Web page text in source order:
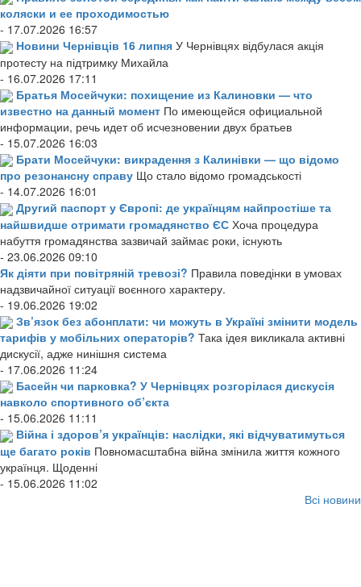
коляски и ее проходимостью
- 17.07.2026 16:57
Новини Чернівців 16 липня У Чернівцях відбулася акція
протесту на підтримку Михайла
- 16.07.2026 17:11
Братья Мосейчуки: похищение из Калиновки — что
известно на данный момент По имеющейся официальной
информации, речь идет об исчезновении двух братьев
- 15.07.2026 16:03
Брати Мосейчуки: викрадення з Калинівки — що відомо
про резонансну справу Що стало відомо громадськості
- 14.07.2026 16:01
Другий паспорт у Європі: де українцям найпростіше та
найшвидше отримати громадянство ЄС Хоча процедура
набуття громадянства зазвичай займає роки, існують
- 23.06.2026 09:10
Як діяти при повітряній тревозі? Правила поведінки в умовах
надзвичайної ситуації воєнного характеру.
- 19.06.2026 19:02
Зв’язок без абонплати: чи можуть в Україні змінити модель
тарифів у мобільних операторів? Така ідея викликала активні
дискусії, адже нинішня система
- 17.06.2026 11:24
Басейн чи парковка? У Чернівцях розгорілася дискусія
навколо спортивного об’єкта
- 15.06.2026 11:11
Війна і здоров’я українців: наслідки, які відчуватимуться
ще багато років Повномасштабна війна змінила життя кожного
українця. Щоденні
- 15.06.2026 11:02
Всі новини